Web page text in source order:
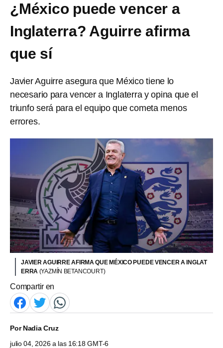
¿México puede vencer a
Inglaterra? Aguirre afirma
que sí
Javier Aguirre asegura que México tiene lo
necesario para vencer a Inglaterra y opina que el
triunfo será para el equipo que cometa menos
errores.
JAVIER AGUIRRE AFIRMA QUE MÉXICO PUEDE VENCER A INGLAT
ERRA (YAZMÍN BETANCOURT)
Compartir en
PorNadia Cruz
julio 04, 2026 a las 16:18 GMT-6